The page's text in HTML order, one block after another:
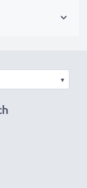
celle,
si aggroviglia
circuito,
▾